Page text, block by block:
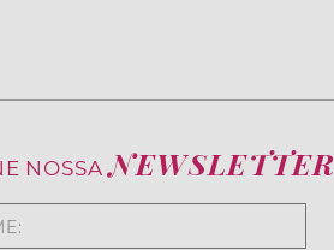
NOSSANEWSLETTER